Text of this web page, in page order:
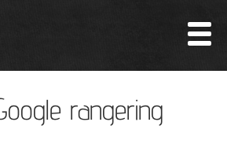
rangering